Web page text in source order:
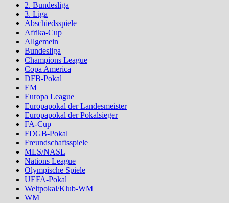
2. Bundesliga
3. Liga
Abschiedsspiele
Afrika-Cup
Allgemein
Bundesliga
Champions League
Copa America
DFB-Pokal
EM
Europa League
Europapokal der Landesmeister
Europapokal der Pokalsieger
FA-Cup
FDGB-Pokal
Freundschaftsspiele
MLS/NASL
Nations League
Olympische Spiele
UEFA-Pokal
Weltpokal/Klub-WM
WM